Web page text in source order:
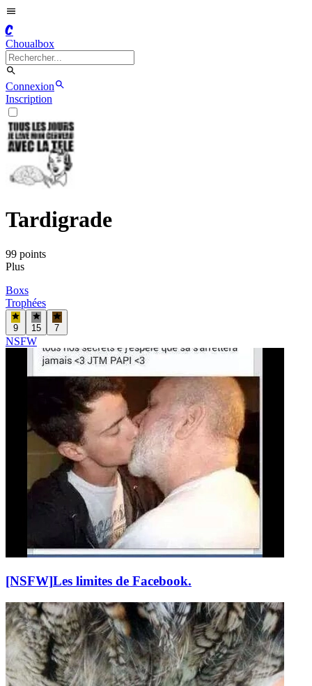
C
Choualbox
Connexion
Inscription
Tardigrade
99 points
Plus
Boxs
Trophées
9 15 7
NSFW
[NSFW]Les limites de Facebook.